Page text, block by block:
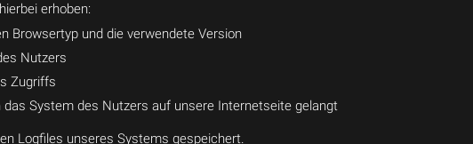
erhoben:
Browsertyp und die verwendete Version
Nutzers
Zugriffs
das System des Nutzers auf unsere Internetseite gelangt
Logfiles unseres Systems gespeichert.